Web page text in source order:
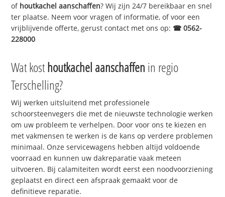
of houtkachel aanschaffen? Wij zijn 24/7 bereikbaar en snel
ter plaatse. Neem voor vragen of informatie, of voor een
vrijblijvende offerte, gerust contact met ons op: ☎ 0562-
228000
Wat kosthoutkachel aanschaffen in regio
Terschelling?
Wij werken uitsluitend met professionele
schoorsteenvegers die met de nieuwste technologie werken
om uw probleem te verhelpen. Door voor ons te kiezen en
met vakmensen te werken is de kans op verdere problemen
minimaal. Onze servicewagens hebben altijd voldoende
voorraad en kunnen uw dakreparatie vaak meteen
uitvoeren. Bij calamiteiten wordt eerst een noodvoorziening
geplaatst en direct een afspraak gemaakt voor de
definitieve reparatie.